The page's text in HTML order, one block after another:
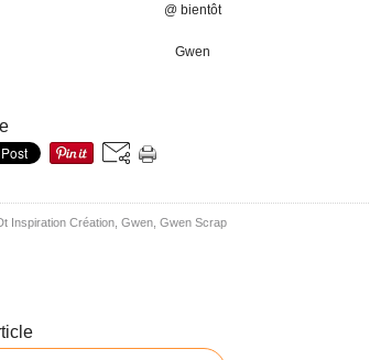
@ bientôt
Gwen
Inspiration Création Gwen Gwen Scrap